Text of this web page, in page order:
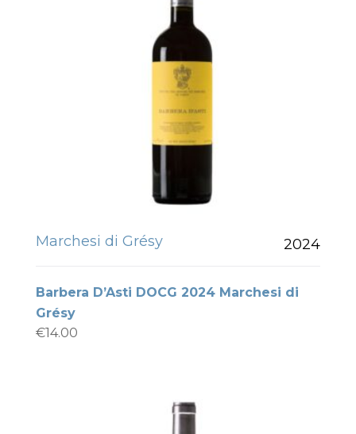
Marchesi di Grésy 2024
Barbera D’Asti DOCG 2024 Marchesi di
Grésy
€14.00